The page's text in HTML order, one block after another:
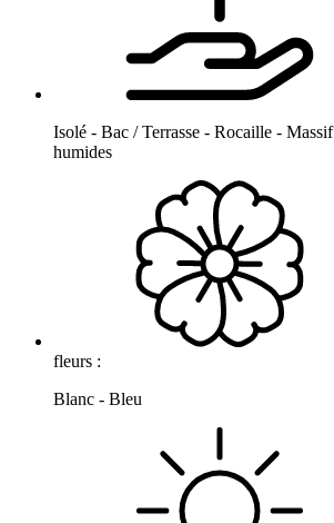
Isolé - Bac / Terrasse - Rocaille -
humides
fleurs :
Blanc - Bleu